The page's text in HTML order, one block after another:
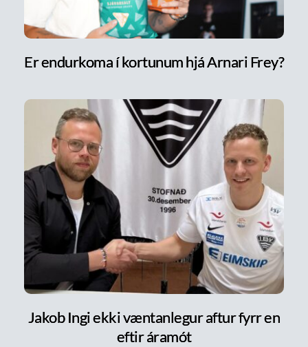
Er endurkoma í kortunum hjá Arnari Frey?
Jakob Ingi ekki væntanlegur aftur fyrr en
eftir áramót